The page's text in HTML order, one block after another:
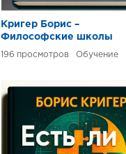
Кригер Борис –
Философские школы
XX-XXI веков
196 Обучение